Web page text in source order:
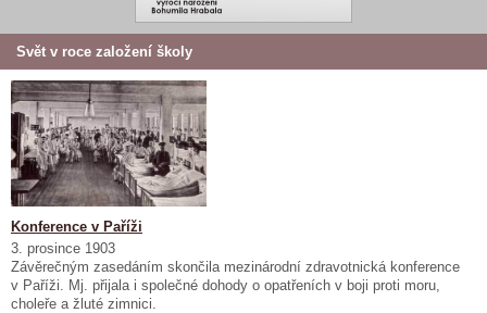
Svět v roce založení školy
Konference v Paříži
3. prosince 1903
Závěrečným zasedáním skončila mezinárodní zdravotnická konference
v Paříži. Mj. přijala i společné dohody o opatřeních v boji proti moru,
choleře a žluté zimnici.